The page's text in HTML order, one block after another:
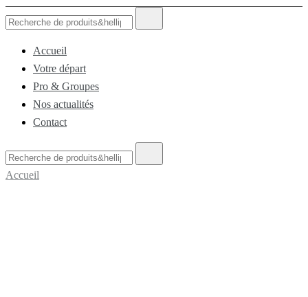
Recherche
de
Accueil
Votre départ
Pro & Groupes
Nos actualités
Contact
Recherche
de
Accueil